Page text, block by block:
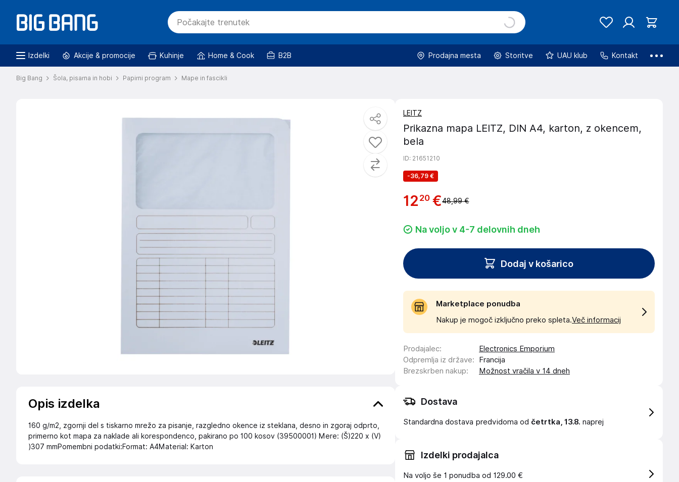
Izdelki Akcije & promocije Kuhinje Home & Cook B2B Prodajna mesta Storitve UAU klub Kontakt
Big Bang Šola, pisarna in hobi Papirni program Mape in fascikli
Opis izdelka
160 g/m2, zgornji del s tiskarno mrežo za pisanje, razgledno okence iz steklana, desno in zgoraj odprto,
primerno kot mapa za naklade ali korespondenco, pakirano po 100 kosov (39500001) Mere: (Š)220 x (V)
)307 mmPomembni podatki:Format: A4Material: Karton
LEITZ
Prikazna mapa LEITZ, DIN A4, karton, z okencem,
bela
ID: 21651210
-36,79 €
12 20 €48,99 €
Na voljo v 4-7 delovnih dneh
Dodaj v košarico
Marketplace ponudba
Nakup je mogoč izključno preko spleta.Več informacij
Prodajalec:
Electronics Emporium
Odpremlja iz države:
Francija
Brezskrben nakup: Možnost vračila v 14 dneh
Dostava
Standardna dostava predvidoma od četrtka, 13.8. naprej
Izdelki prodajalca
Na voljo še 1 ponudba od 129.00 €